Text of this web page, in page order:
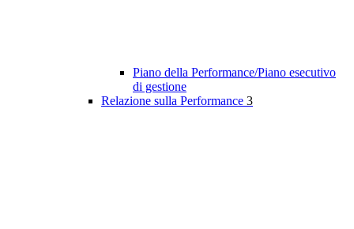
Piano della Performance/Piano esecutivo
di gestione
Relazione sulla Performance 3